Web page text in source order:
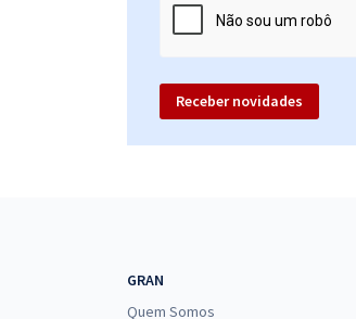
Prefeitura de Jardinópolis - SP -
Comunitário de Saúde
Receber novidades
GRAN
Quem Somos